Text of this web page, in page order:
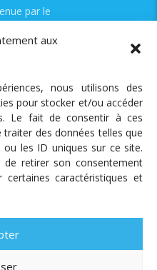
aux
nous utilisons des
pour stocker et/ou accéder
Le fait de consentir à ces
des données telles que
les ID uniques sur ce site.
retirer son consentement
caractéristiques et
par le
ET GRILLE DES PROGRAMMES
LÉGALES
RÉAL.